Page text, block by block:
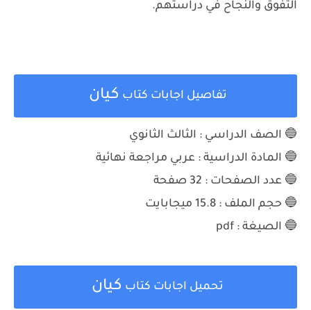
التفوق والنجاح في دراستهم.
تفاصيل اجابات كتاب كيان
🔵 الصف الدراسي : الثالث الثانوي
🔵 المادة الدراسية : عربي مراجعة نهائية
🔵 عدد الصفحات : 32
صفحة
🔵 حجم الملف : 15.8 ميجابايت
🔵 الصيغة : pdf
تحميل اجابات كتاب كيان